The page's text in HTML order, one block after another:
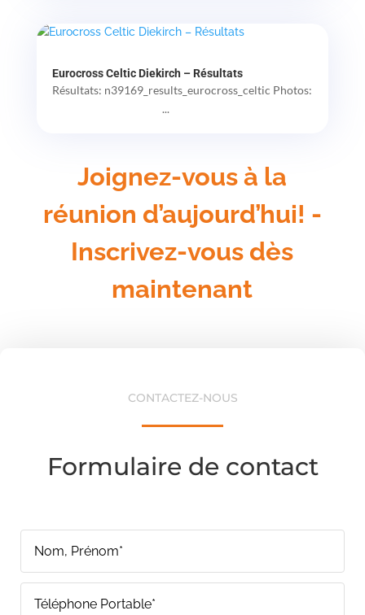
Eurocross Celtic Diekirch – Résultats
Résultats: n39169_results_eurocross_celtic Photos:
...
Joignez-vous à la
réunion d’aujourd’hui! -
Inscrivez-vous dès
maintenant
CONTACTEZ-NOUS
Formulaire de contact